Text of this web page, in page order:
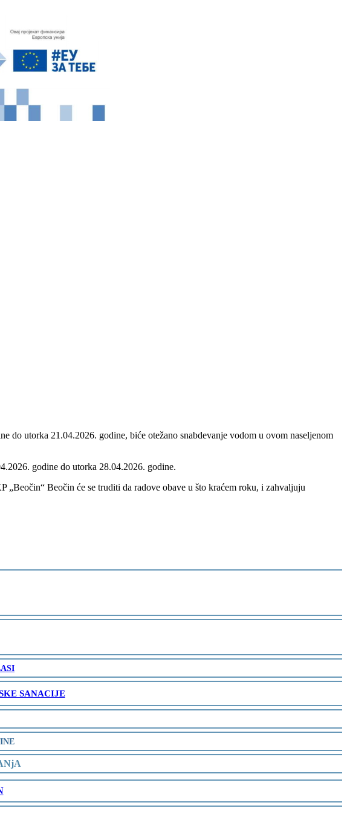
do utorka 21.04.2026. godine, biće otežano snabdevanje vodom u ovom naseljenom
godine do utorka 28.04.2026. godine.
„Beočin“ Beočin će se truditi da radove obave u što kraćem roku, i zahvaljuju
SANACIJE